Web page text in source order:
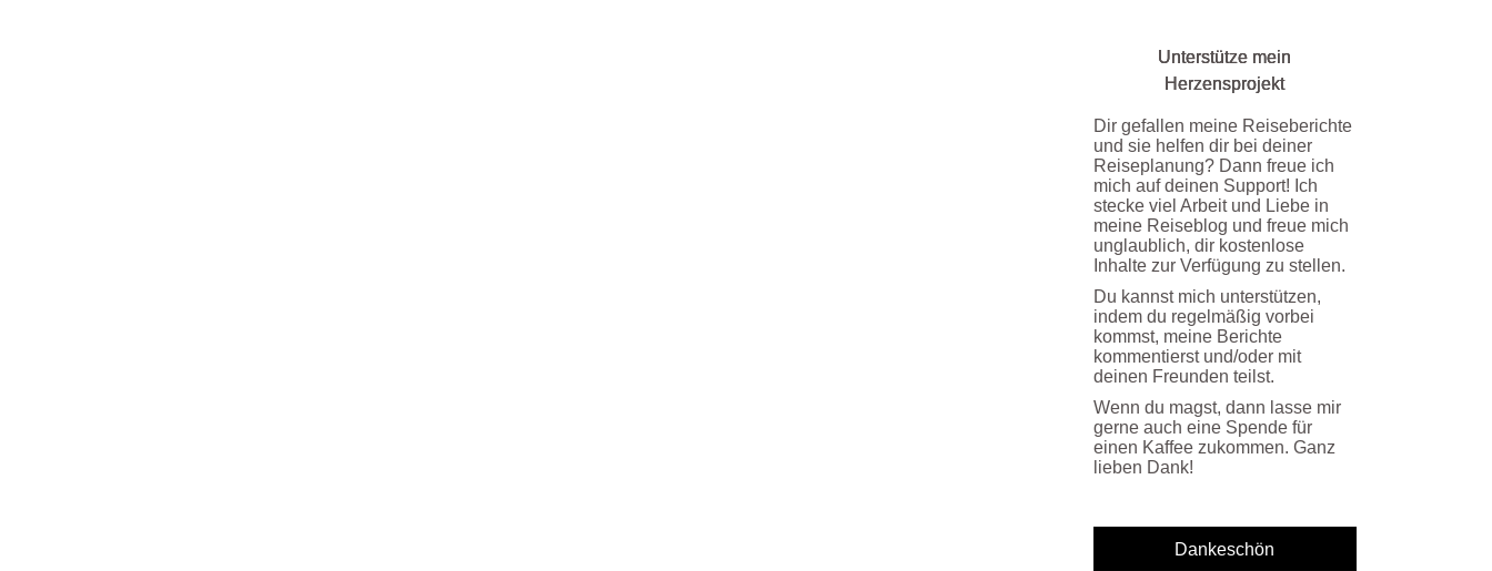
Unterstütze mein
Herzensprojekt
Dir gefallen meine Reiseberichte
und sie helfen dir bei deiner
Reiseplanung? Dann freue ich
mich auf deinen Support! Ich
stecke viel Arbeit und Liebe in
meine Reiseblog und freue mich
unglaublich, dir kostenlose
Inhalte zur Verfügung zu stellen.
Du kannst mich unterstützen,
indem du regelmäßig vorbei
kommst, meine Berichte
kommentierst und/oder mit
deinen Freunden teilst.
Wenn du magst, dann lasse mir
gerne auch eine Spende für
einen Kaffee zukommen. Ganz
lieben Dank!